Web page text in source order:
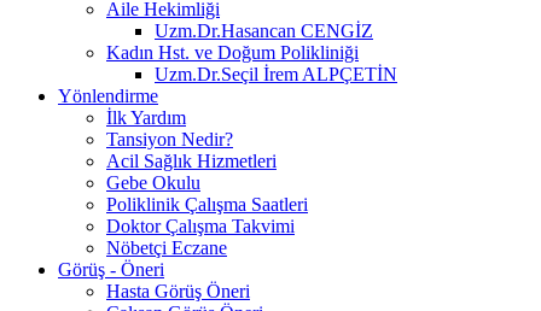
Aile Hekimliği
Uzm.Dr.Hasancan CENGİZ
Kadın Hst. ve Doğum Polikliniği
Uzm.Dr.Seçil İrem ALPÇETİN
Yönlendirme
İlk Yardım
Tansiyon Nedir?
Acil Sağlık Hizmetleri
Gebe Okulu
Poliklinik Çalışma Saatleri
Doktor Çalışma Takvimi
Nöbetçi Eczane
Görüş - Öneri
Hasta Görüş Öneri